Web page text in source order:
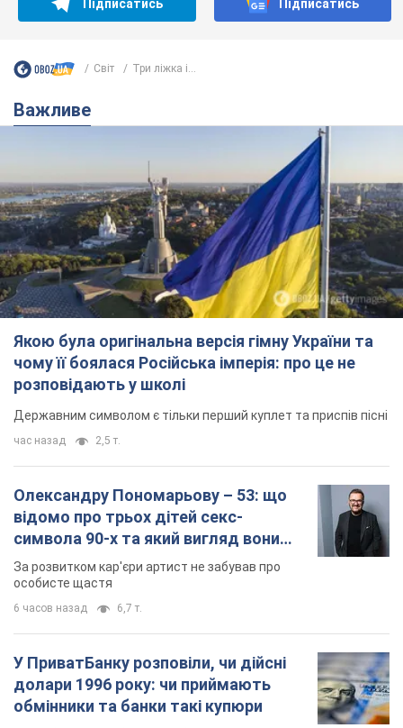
Якою була оригінальна версія гімну України та
чому її боялася Російська імперія: про це не
розповідають у школі
Державним символом є тільки перший куплет та приспів пісні
час назад 2,5 т.
Олександру Пономарьову – 53: що
відомо про трьох дітей секс-
символа 90-х та який вигляд вони
мають
За розвитком кар'єри артист не забував про
У ПриватБанку розповіли, чи дійсні
долари 1996 року: чи приймають
обмінники та банки такі купюри
приймають старі долари